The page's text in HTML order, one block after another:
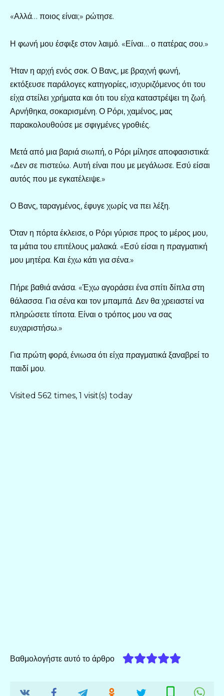
«Αλλά… ποιος είναι;» ρώτησε.
Η φωνή μου έσφιξε στον λαιμό. «Είναι… ο πατέρας σου.»
Ήταν η αρχή ενός σοκ. Ο Βανς, με βραχνή φωνή,
εκτόξευσε παράλογες κατηγορίες, ισχυριζόμενος ότι του
είχα στείλει χρήματα και ότι του είχα καταστρέψει τη ζωή.
Αρνήθηκα, σοκαρισμένη. Ο Ρόρι, χαμένος, μας
παρακολουθούσε με σφιγμένες γροθιές.
Μετά από μια βαριά σιωπή, ο Ρόρι μίλησε αποφασιστικά:
«Δεν σε πιστεύω. Αυτή είναι που με μεγάλωσε. Εσύ είσαι
αυτός που με εγκατέλειψε.»
Ο Βανς, ταραγμένος, έφυγε χωρίς να πει λέξη.
Όταν η πόρτα έκλεισε, ο Ρόρι γύρισε προς το μέρος μου,
τα μάτια του επιτέλους μαλακά. «Εσύ είσαι η πραγματική
μου μητέρα. Και έχω κάτι για σένα.»
Πήρε βαθιά ανάσα. «Έχω αγοράσει ένα σπίτι δίπλα στη
θάλασσα. Για σένα και τον μπαμπά. Δεν θα χρειαστεί να
πληρώσετε τίποτα. Είναι ο τρόπος μου να σας
ευχαριστήσω.»
Για πρώτη φορά, ένιωσα ότι είχα πραγματικά ξαναβρεί το
παιδί μου.
Visited 562 times, 1 visit(s) today
Βαθμολογήστε αυτό το άρθρο